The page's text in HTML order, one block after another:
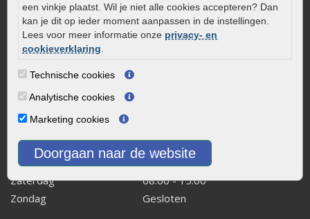
een vinkje plaatst. Wil je niet alle cookies accepteren? Dan
kan je dit op ieder moment aanpassen in de instellingen.
Lees voor meer informatie onze privacy- en
cookieverklaring.
Technische cookies
Analytische cookies
Marketing cookies
Doorgaan naar de website
8243 RB Lelystad
info@onlinetuinwarenhuis.nl
Routebeschrijving
Openingstijden
Maandag
Woensdag
Donderdag
08:00 - 17:00
Vrijdag
08:00 - 17:00
Zaterdag
08:00 - 15.00
Zondag
Gesloten